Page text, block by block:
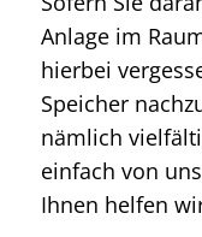
Anlage im
hierbei
Speicher
nämlich
einfach von
Ihnen helfen